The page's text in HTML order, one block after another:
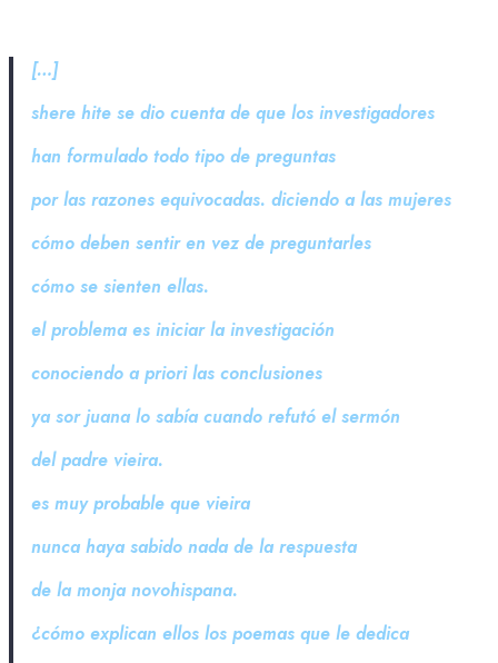
[…]
shere hite se dio cuenta de que los investigadores
han formulado todo tipo de preguntas
por las razones equivocadas. diciendo a las mujeres
cómo deben sentir en vez de preguntarles
cómo se sienten ellas.
el problema es iniciar la investigación
conociendo a priori las conclusiones
ya sor juana lo sabía cuando refutó el sermón
del padre vieira.
es muy probable que vieira
nunca haya sabido nada de la respuesta
de la monja novohispana.
¿cómo explican ellos los poemas que le dedica